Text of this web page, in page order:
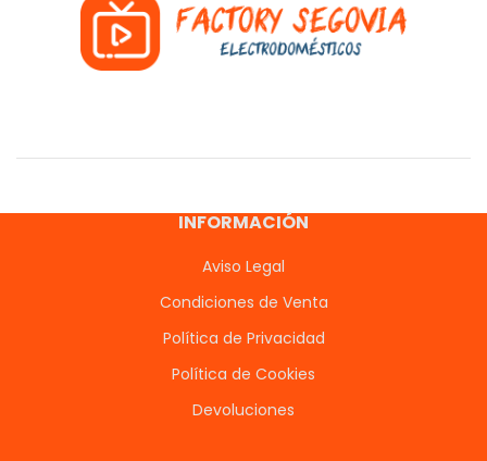
INFORMACIÓN
Aviso Legal
Condiciones de Venta
Política de Privacidad
Política de Cookies
Devoluciones